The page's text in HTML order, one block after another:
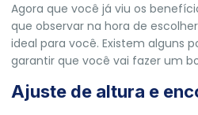
Agora que você já viu os
que observar na hora de
ideal para você. Existem alguns
garantir que você vai fazer um
Ajuste de altura e